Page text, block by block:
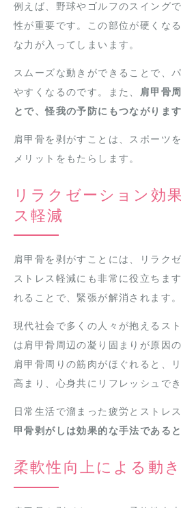
例えば、野球やゴルフのスイング
性が重要です。この部位が硬くな
な力が入ってしまいます。
スムーズな動きができることで、
やすくなるのです。また、 肩甲骨
とで、怪我の予防にもつながります
肩甲骨を剥がすことは、スポーツ
メリットをもたらします。
リラクゼーション効
ス軽減
肩甲骨を剥がすことには、リラク
ストレス軽減にも非常に役立ちま
れることで、緊張が解消されます。
現代社会で多くの人々が抱えるス
は肩甲骨周辺の凝り固まりが原因の
肩甲骨周りの筋肉がほぐれると、
高まり、心身共にリフレッシュでき
日常生活で溜まった疲労とストレ
甲骨剥がしは効果的な手法である
柔軟性向上による動